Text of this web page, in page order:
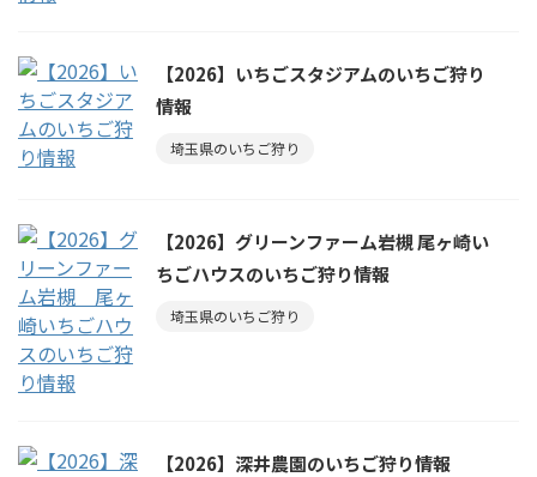
【2026】いちごスタジアムのいちご狩り
情報
埼玉県のいちご狩り
【2026】グリーンファーム岩槻 尾ヶ崎い
ちごハウスのいちご狩り情報
埼玉県のいちご狩り
【2026】深井農園のいちご狩り情報